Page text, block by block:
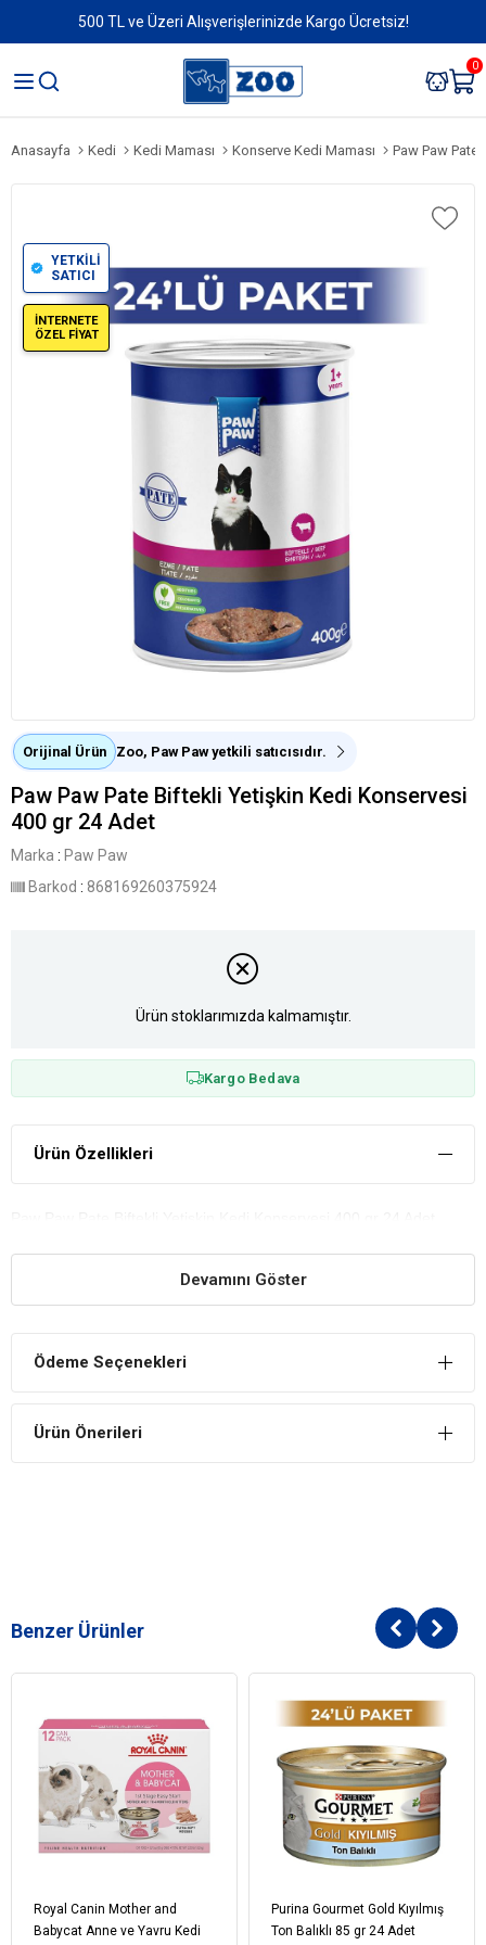
500 TL ve Üzeri Alışverişlerinizde Kargo Ücretsiz!
0
Anasayfa Kedi Kedi Maması Konserve Kedi Maması Paw Paw Pate
YETKİLİ
SATICI
İNTERNETE
ÖZEL FİYAT
Orijinal Ürün Zoo, Paw Paw yetkili satıcısıdır.
Paw Paw Pate Biftekli Yetişkin Kedi Konservesi
400 gr 24 Adet
Marka : Paw Paw
Barkod : 868169260375924
Ürün stoklarımızda kalmamıştır.
Kargo Bedava
Ürün Özellikleri
Devamını Göster
Ödeme Seçenekleri
Ürün Önerileri
Benzer Ürünler
Royal Canin Mother and
Babycat Anne ve Yavru Kedi
Purina Gourmet Gold Kıyılmış
Ton Balıklı 85 gr 24 Adet